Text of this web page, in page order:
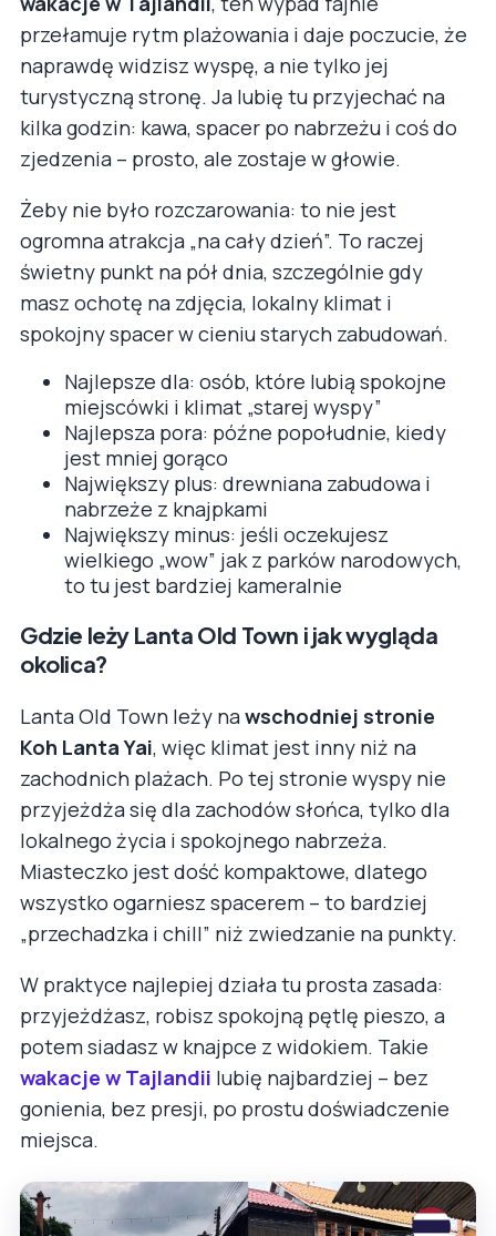
przełamuje rytm plażowania i daje poczucie, że
naprawdę widzisz wyspę, a nie tylko jej
turystyczną stronę. Ja lubię tu przyjechać na
kilka godzin: kawa, spacer po nabrzeżu i coś do
zjedzenia – prosto, ale zostaje w głowie.
Żeby nie było rozczarowania: to nie jest
ogromna atrakcja „na cały dzień”. To raczej
świetny punkt na pół dnia, szczególnie gdy
masz ochotę na zdjęcia, lokalny klimat i
spokojny spacer w cieniu starych zabudowań.
Najlepsze dla: osób, które lubią spokojne
miejscówki i klimat „starej wyspy”
Najlepsza pora: późne popołudnie, kiedy
jest mniej gorąco
Największy plus: drewniana zabudowa i
nabrzeże z knajpkami
Największy minus: jeśli oczekujesz
wielkiego „wow” jak z parków narodowych,
to tu jest bardziej kameralnie
Gdzie leży Lanta Old Town i jak wygląda
okolica?
Lanta Old Town leży nawschodniej stronie
Koh Lanta Yai, więc klimat jest inny niż na
zachodnich plażach. Po tej stronie wyspy nie
przyjeżdża się dla zachodów słońca, tylko dla
lokalnego życia i spokojnego nabrzeża.
Miasteczko jest dość kompaktowe, dlatego
wszystko ogarniesz spacerem – to bardziej
„przechadzka i chill” niż zwiedzanie na punkty.
W praktyce najlepiej działa tu prosta zasada:
przyjeżdżasz, robisz spokojną pętlę pieszo, a
potem siadasz w knajpce z widokiem. Takie
wakacje w Tajlandii lubię najbardziej – bez
gonienia, bez presji, po prostu doświadczenie
miejsca.